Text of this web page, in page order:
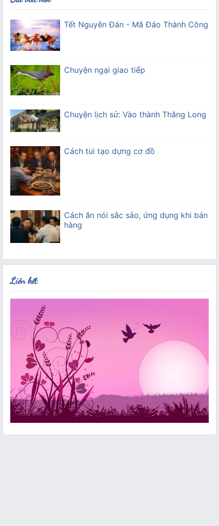
Tết Nguyên Đán - Mã Đáo Thành Công
Chuyện ngại giao tiếp
Chuyện lịch sử: Vào thành Thăng Long
Cách tui tạo dựng cơ đồ
Cách ăn nói sắc sảo, ứng dụng khi bán
hàng
Liên kết